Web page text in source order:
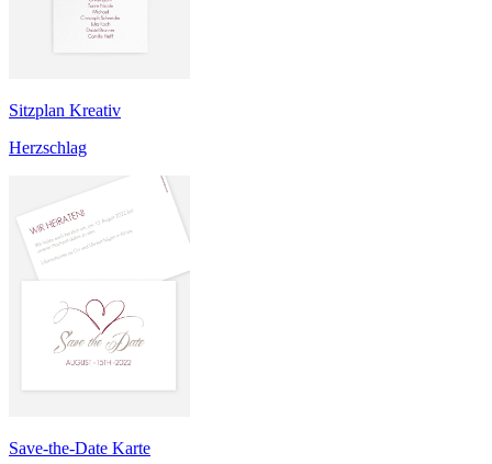
Sitzplan Kreativ
Herzschlag
Save-the-Date Karte